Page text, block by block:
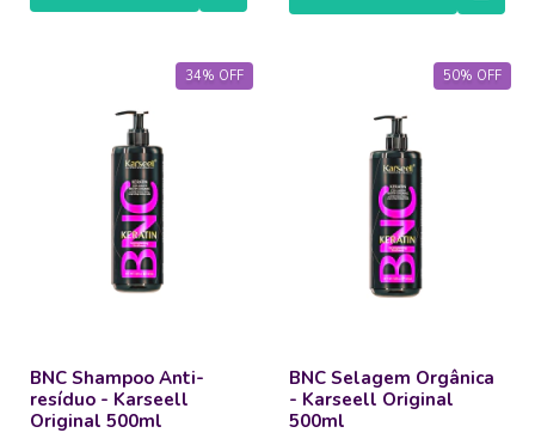
34% OFF
BNC Shampoo Anti-
resíduo - Karseell
Original 500ml
50% OFF
BNC Selagem Orgânica
- Karseell Original
500ml